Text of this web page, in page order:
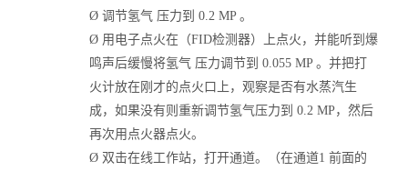
Ø调节氢气 压力到 0.2 MP 。
Ø 用电子点火在（FID检测器）上点火，并能听到爆
鸣声后缓慢将氢气 压力调节到 0.055 MP 。并把打
火计放在刚才的点火口上，观察是否有水蒸汽生
成，如果没有则重新调节氢气压力到 0.2 MP，然后
再次用点火器点火。
Ø 双击在线工作站，打开通道。（在通道1 前面的